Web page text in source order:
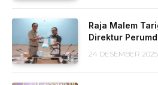
Raja Malem
Direktur
24 DESEMBER 2025